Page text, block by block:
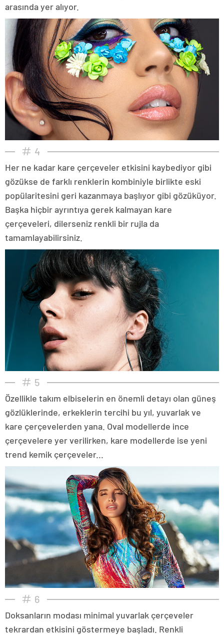
arasında yer alıyor.
4
Her ne kadar kare çerçeveler etkisini kaybediyor gibi
gözükse de farklı renklerin kombiniyle birlikte eski
popülaritesini geri kazanmaya başlıyor gibi gözüküyor.
Başka hiçbir ayrıntıya gerek kalmayan kare
çerçeveleri, dilerseniz renkli bir rujla da
tamamlayabilirsiniz.
5
Özellikle takım elbiselerin en önemli detayı olan güneş
gözlüklerinde, erkeklerin tercihi bu yıl, yuvarlak ve
kare çerçevelerden yana. Oval modellerde ince
çerçevelere yer verilirken, kare modellerde ise yeni
trend kemik çerçeveler...
6
Doksanların modası minimal yuvarlak çerçeveler
tekrardan etkisini göstermeye başladı. Renkli